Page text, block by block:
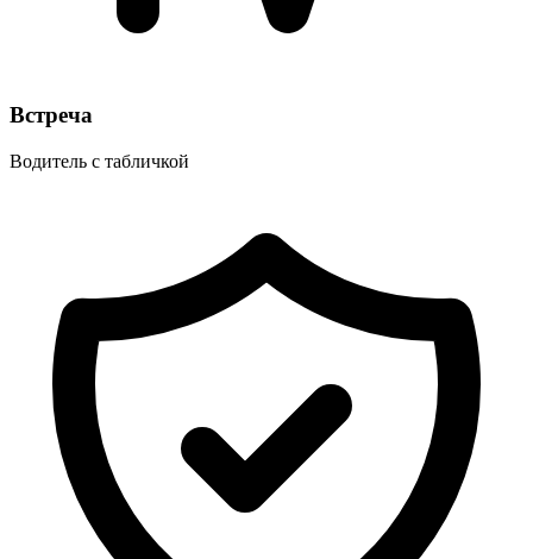
Встреча
Водитель с табличкой